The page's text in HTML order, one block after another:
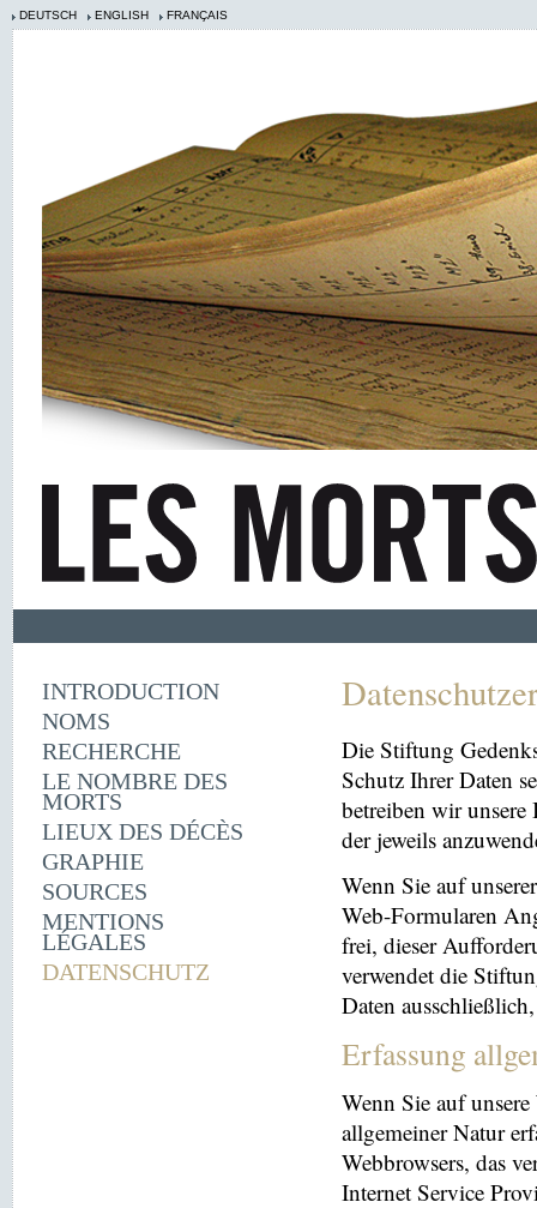
DEUTSCH ENGLISH FRANÇAIS
INTRODUCTION
NOMS
RECHERCHE
LE NOMBRE DES
MORTS
LIEUX DES DÉCÈS
GRAPHIE
SOURCES
MENTIONS
LÉGALES
DATENSCHUTZ
Die Stiftung
Schutz Ihrer Daten
betreiben wir
der jeweils
Wenn Sie auf
Web-Formularen
frei, dieser
verwendet die
Daten
Erfassung
Wenn Sie auf
allgemeiner Natur
Webbrowsers, das
Internet Service